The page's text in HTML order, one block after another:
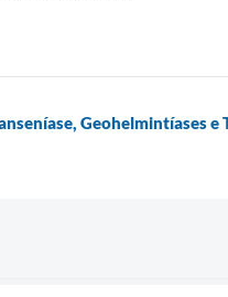
Geohelmintíases e